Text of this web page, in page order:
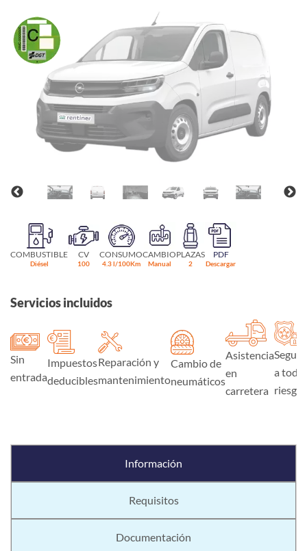
COMBUSTIBLE
Diésel
CV
100
CONSUMO
4.3 l/100Km
CAMBIO
Manual
PLAZAS
2
PDF
Descargar
Servicios incluidos
Sin
entrada
Impuestos
deducibles
Reparación y
mantenimiento
Cambio de
neumáticos
Asistencia
en
carretera
Seguro
a todo
riesgo
Información
Requisitos
Documentación